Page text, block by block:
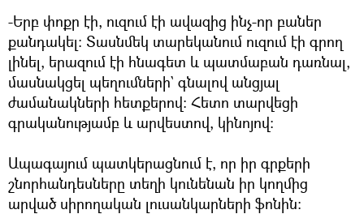
-Երբ փոքր էի, ուզում էի ավազից ինչ-որ բաներ
քանդակել: Տասնմեկ տարեկանում ուզում էի գրող
լինել, երազում էի հնագետ և պատմաբան դառնալ,
մասնակցել պեղումների` գնալով անցյալ
ժամանակների հետքերով: Հետո տարվեցի
գրականությամբ և արվեստով, կինոյով:
Ապագայում պատկերացնում է, որ իր գրքերի
շնորհանդեսները տեղի կունենան իր կողմից
արված սիրողական լուսանկարների ֆոնին: